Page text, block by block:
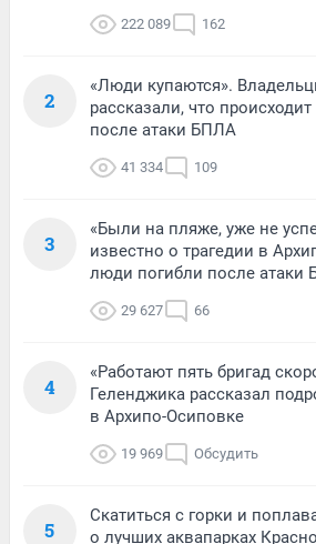
222 089 162
2
«Люди купаются».
рассказали, что
после атаки БПЛА
41 334 109
3
«Были на пляже, уже не
известно о трагедии в
люди погибли после атаки
29 627 66
4
«Работают пять бригад
Геленджика рассказал
в Архипо-Осиповке
19 969 Обсудить
5
Скатиться с горки и
о лучших аквапарках